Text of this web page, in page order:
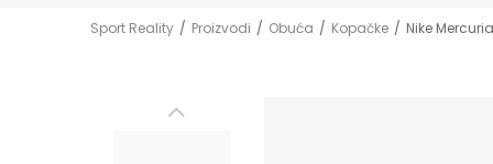
Sport Reality Proizvodi Obuća Kopačke Nike